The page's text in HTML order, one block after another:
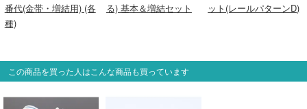
番代(金帯・増結用) (各
種)
る) 基本＆増結セット
ット(レールパターンD)
この商品を買った人はこんな商品も買っています